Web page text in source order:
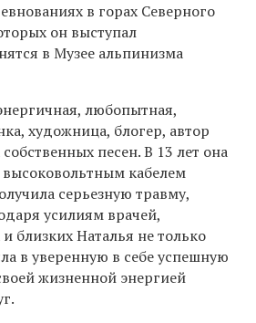
в горах Северного
он выступал
в Музее альпинизма
любопытная,
художница, блогер, автор
песен. В 13 лет она
кабелем
серьезную травму,
усилиям врачей,
близких Наталья не только
в уверенную в себе успешную
жизненной энергией